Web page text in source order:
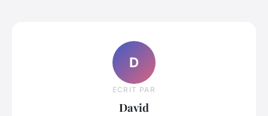
D
ECRIT PAR
David